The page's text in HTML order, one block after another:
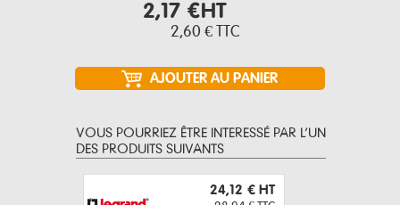
2,17 €HT
2,60 € TTC
VOUS POURRIEZ ÊTRE INTERESSÉ PAR L’UN
DES PRODUITS SUIVANTS
24,12 € HT